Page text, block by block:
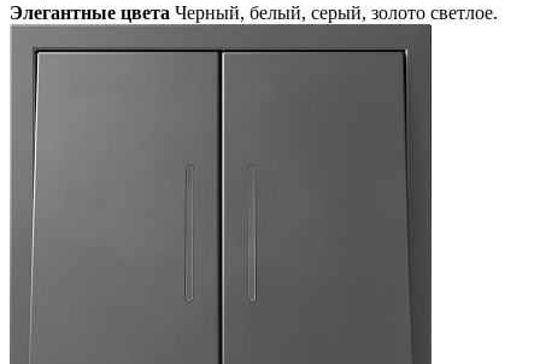
Элегантные цвета Черный, белый, серый, золото светлое.